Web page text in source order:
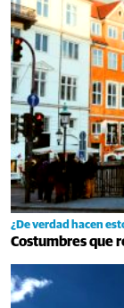
¿De verdad hacen
Costumbres que